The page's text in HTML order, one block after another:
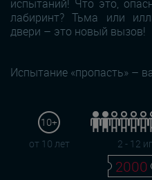
испытаний! Что это,
лабиринт? Тьма или
двери – это новый вызов!
Испытание «пропасть» –
10+
от 10 лет
2 - 12
2000